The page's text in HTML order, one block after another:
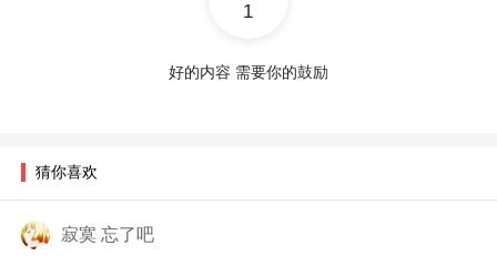
1
好的内容 需要你的鼓励
猜你喜欢
寂寞 忘了吧